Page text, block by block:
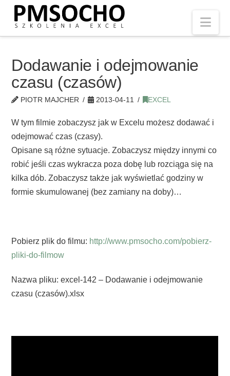
Dodawanie i odejmowanie
czasu (czasów)
PIOTR MAJCHER 2013-04-11 EXCEL
W tym filmie zobaczysz jak w Excelu możesz dodawać i
odejmować czas (czasy).
Opisane są różne sytuacje. Zobaczysz między innymi co
robić jeśli czas wykracza poza dobę lub rozciąga się na
kilka dób. Zobaczysz także jak wyświetlać godziny w
formie skumulowanej (bez zamiany na doby)…
Pobierz plik do filmu: http://www.pmsocho.com/pobierz-
pliki-do-filmow
Nazwa pliku: excel-142 – Dodawanie i odejmowanie
czasu (czasów).xlsx